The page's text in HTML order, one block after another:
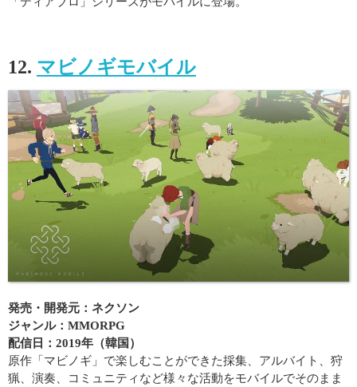
12. マビノギモバイル
発売・開発元：ネクソン
ジャンル：MMORPG
配信日：2019年（韓国）
原作「マビノギ」で楽しむことができた採集、アルバイト、狩
猟、演奏、コミュニティなど様々な活動をモバイルでそのまま